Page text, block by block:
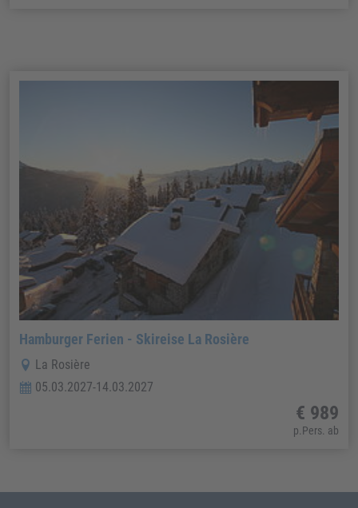
Hamburger Ferien - Skireise La Rosière
La Rosière
05.03.2027-14.03.2027
€ 989
p.Pers. ab